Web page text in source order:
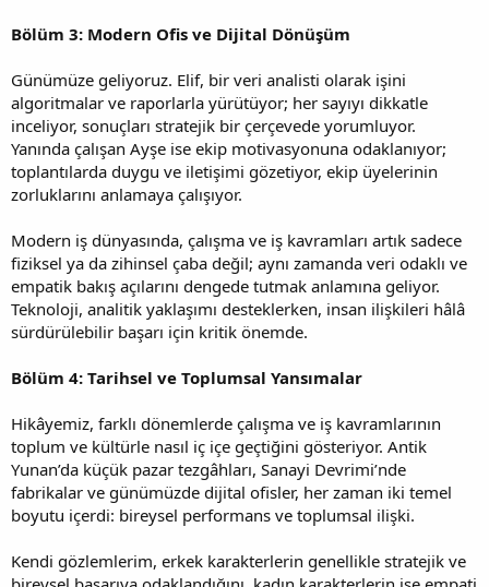
Bölüm 3: Modern Ofis ve Dijital Dönüşüm
Günümüze geliyoruz. Elif, bir veri analisti olarak işini
algoritmalar ve raporlarla yürütüyor; her sayıyı dikkatle
inceliyor, sonuçları stratejik bir çerçevede yorumluyor.
Yanında çalışan Ayşe ise ekip motivasyonuna odaklanıyor;
toplantılarda duygu ve iletişimi gözetiyor, ekip üyelerinin
zorluklarını anlamaya çalışıyor.
Modern iş dünyasında, çalışma ve iş kavramları artık sadece
fiziksel ya da zihinsel çaba değil; aynı zamanda veri odaklı ve
empatik bakış açılarını dengede tutmak anlamına geliyor.
Teknoloji, analitik yaklaşımı desteklerken, insan ilişkileri hâlâ
sürdürülebilir başarı için kritik önemde.
Bölüm 4: Tarihsel ve Toplumsal Yansımalar
Hikâyemiz, farklı dönemlerde çalışma ve iş kavramlarının
toplum ve kültürle nasıl iç içe geçtiğini gösteriyor. Antik
Yunan’da küçük pazar tezgâhları, Sanayi Devrimi’nde
fabrikalar ve günümüzde dijital ofisler, her zaman iki temel
boyutu içerdi: bireysel performans ve toplumsal ilişki.
Kendi gözlemlerim, erkek karakterlerin genellikle stratejik ve